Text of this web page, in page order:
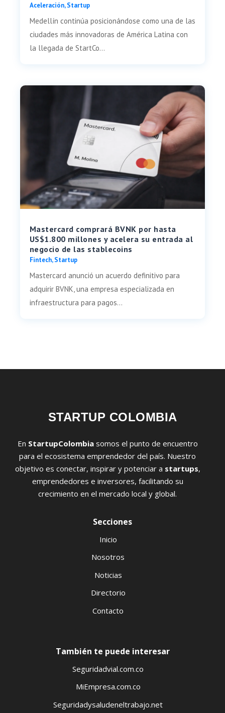
Aceleración,Startup
Medellín continúa posicionándose como una de las
ciudades más innovadoras de América Latina con
la llegada de StartCo...
Mastercard comprará BVNK por hasta
US$1.800 millones y acelera su entrada al
negocio de las stablecoins
Fintech,Startup
Mastercard anunció un acuerdo definitivo para
adquirir BVNK, una empresa especializada en
infraestructura para pagos...
STARTUP COLOMBIA
En StartupColombiasomos el punto de encuentro
para el ecosistema emprendedor del país. Nuestro
objetivo es conectar, inspirar y potenciar a startups,
emprendedores e inversores, facilitando su
crecimiento en el mercado local y global.
Secciones
Inicio
Nosotros
Noticias
Directorio
Contacto
También te puede interesar
Seguridadvial.com.co
MiEmpresa.com.co
Seguridadysaludeneltrabajo.net